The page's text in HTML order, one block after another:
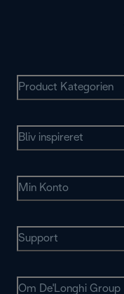
Product Kategorien
Bliv inspireret
Min Konto
Support
Om De'Longhi Group